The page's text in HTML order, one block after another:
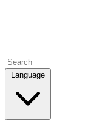
Language